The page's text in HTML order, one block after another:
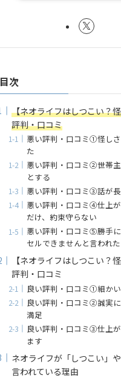
目次
【ネオライフはしつこい？
評判・口コミ
悪い評判・口コミ①怪し
た
悪い評判・口コミ②世帯
とする
悪い評判・口コミ③話が
悪い評判・口コミ④仕上
だけ、約束守らない
悪い評判・口コミ⑤勝手
セルできませんと言われた
【ネオライフはしつこい？
評判・口コミ
良い評判・口コミ①細か
良い評判・口コミ②誠実
満足
良い評判・口コミ③仕上
ます
ネオライフが「しつこい」
言われている理由